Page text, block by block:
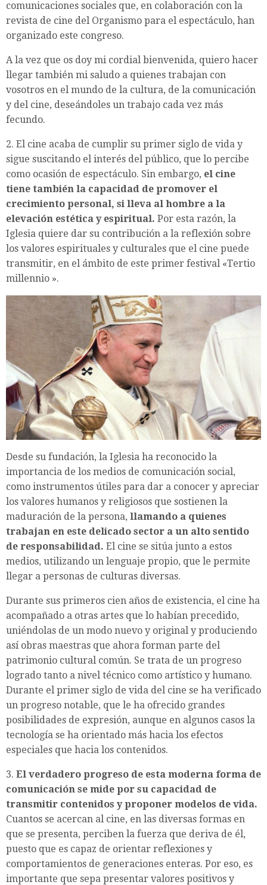
comunicaciones sociales que, en colaboración con la
revista de cine del Organismo para el espectáculo, han
organizado este congreso.
A la vez que os doy mi cordial bienvenida, quiero hacer
llegar también mi saludo a quienes trabajan con
vosotros en el mundo de la cultura, de la comunicación
y del cine, deseándoles un trabajo cada vez más
fecundo.
2. El cine acaba de cumplir su primer siglo de vida y
sigue suscitando el interés del público, que lo percibe
como ocasión de espectáculo. Sin embargo, el cine
tiene también la capacidad de promover el
crecimiento personal, si lleva al hombre a la
elevación estética y espiritual. Por esta razón, la
Iglesia quiere dar su contribución a la reflexión sobre
los valores espirituales y culturales que el cine puede
transmitir, en el ámbito de este primer festival «Tertio
millennio ».
Desde su fundación, la Iglesia ha reconocido la
importancia de los medios de comunicación social,
como instrumentos útiles para dar a conocer y apreciar
los valores humanos y religiosos que sostienen la
maduración de la persona, llamando a quienes
trabajan en este delicado sector a un alto sentido
de responsabilidad. El cine se sitúa junto a estos
medios, utilizando un lenguaje propio, que le permite
llegar a personas de culturas diversas.
Durante sus primeros cien años de existencia, el cine ha
acompañado a otras artes que lo habían precedido,
uniéndolas de un modo nuevo y original y produciendo
así obras maestras que ahora forman parte del
patrimonio cultural común. Se trata de un progreso
logrado tanto a nivel técnico como artístico y humano.
Durante el primer siglo de vida del cine se ha verificado
un progreso notable, que le ha ofrecido grandes
posibilidades de expresión, aunque en algunos casos la
tecnología se ha orientado más hacia los efectos
especiales que hacia los contenidos.
3. El verdadero progreso de esta moderna forma de
comunicación se mide por su capacidad de
transmitir contenidos y proponer modelos de vida.
Cuantos se acercan al cine, en las diversas formas en
que se presenta, perciben la fuerza que deriva de él,
puesto que es capaz de orientar reflexiones y
comportamientos de generaciones enteras. Por eso, es
importante que sepa presentar valores positivos y